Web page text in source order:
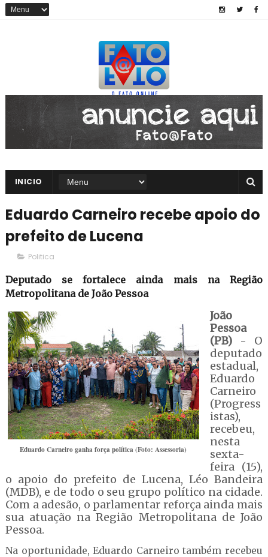
INICIO
Eduardo Carneiro recebe apoio do
prefeito de Lucena
Politica
Deputado se fortalece ainda mais na Região
Metropolitana de João Pessoa
Eduardo Carneiro ganha força política (Foto: Assessoria)
João
Pessoa
(PB)- O
deputado
estadual,
Eduardo
Carneiro
(Progress
istas),
recebeu,
nesta
sexta-
feira (15),
o apoio do prefeito de Lucena, Léo Bandeira
(MDB), e de todo o seu grupo político na cidade.
Com a adesão, o parlamentar reforça ainda mais
sua atuação na Região Metropolitana de João
Pessoa.
Na oportunidade, Eduardo Carneiro também recebeu